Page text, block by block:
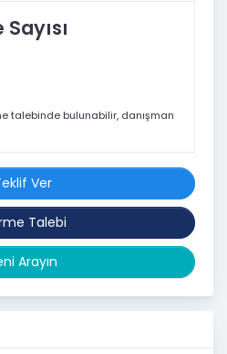
talebinde bulunabilir, danışman
Ver
Talebi
Arayın